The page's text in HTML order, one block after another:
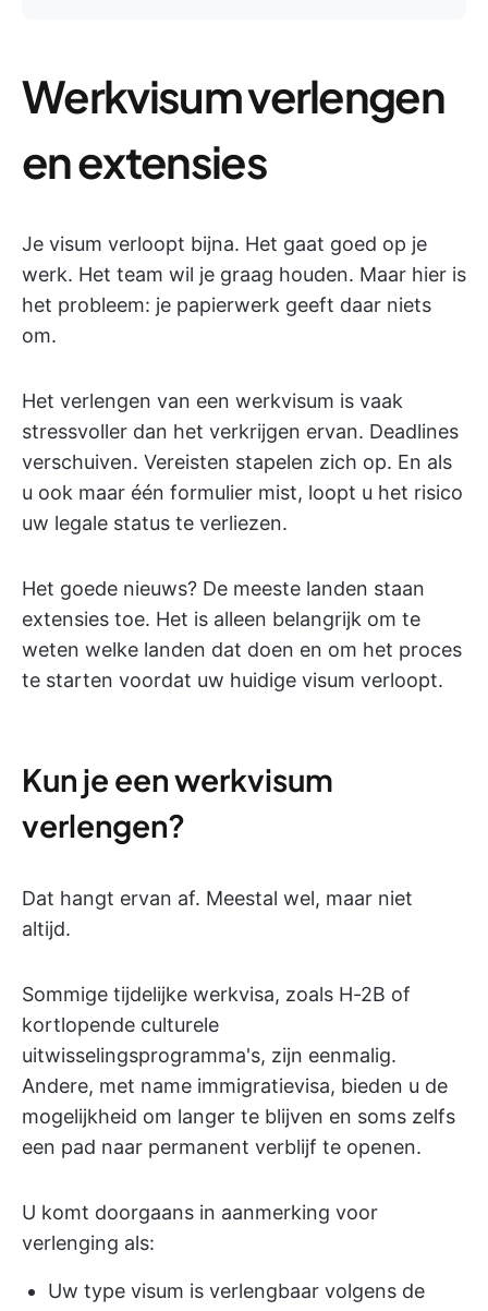
Werkvisum verlengen
en extensies
Je visum verloopt bijna. Het gaat goed op je
werk. Het team wil je graag houden. Maar hier is
het probleem: je papierwerk geeft daar niets
om.
Het verlengen van een werkvisum is vaak
stressvoller dan het verkrijgen ervan. Deadlines
verschuiven. Vereisten stapelen zich op. En als
u ook maar één formulier mist, loopt u het risico
uw legale status te verliezen.
Het goede nieuws? De meeste landen staan
extensies toe. Het is alleen belangrijk om te
weten welke landen dat doen en om het proces
te starten voordat uw huidige visum verloopt.
Kun je een werkvisum
verlengen?
Dat hangt ervan af. Meestal wel, maar niet
altijd.
Sommige tijdelijke werkvisa, zoals H-2B of
kortlopende culturele
uitwisselingsprogramma's, zijn eenmalig.
Andere, met name immigratievisa, bieden u de
mogelijkheid om langer te blijven en soms zelfs
een pad naar permanent verblijf te openen.
U komt doorgaans in aanmerking voor
verlenging als:
Uw type visum is verlengbaar volgens de